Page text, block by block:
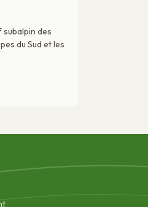
subalpin des
du Sud et les